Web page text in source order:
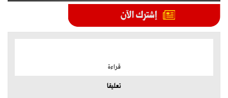
قراءة
تعليقا